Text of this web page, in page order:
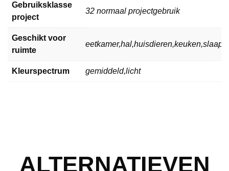
Gebruiksklasse
project
32 normaal projectgebruik
Geschikt voor
ruimte
Kleurspectrum gemiddeld,licht
ALTERNATIEVEN